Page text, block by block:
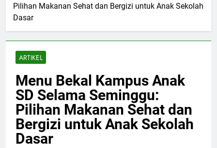
Pilihan Makanan Sehat dan Bergizi untuk Anak Sekolah
Dasar
ARTIKEL
Menu Bekal Kampus Anak
SD Selama Seminggu:
Pilihan Makanan Sehat dan
Bergizi untuk Anak Sekolah
Dasar